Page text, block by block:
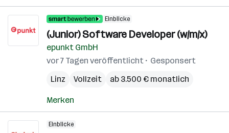
Einblicke
(Junior) Software Developer (w/m/x)
epunkt GmbH
vor 7 Tagen veröffentlicht
Gesponsert
Linz
Vollzeit ab 3.500 € monatlich
Merken
Einblicke